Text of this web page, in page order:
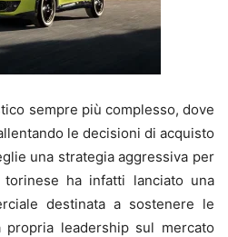
sempre più complesso, dove
le decisioni di acquisto
una strategia aggressiva per
torinese ha infatti lanciato una
destinata a sostenere le
leadership sul mercato